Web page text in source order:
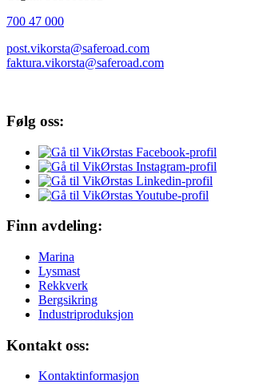
700 47 000
post.vikorsta@saferoad.com
faktura.vikorsta@saferoad.com
Følg oss:
Finn avdeling:
Marina
Lysmast
Rekkverk
Bergsikring
Industriproduksjon
Kontakt oss:
Kontaktinformasjon